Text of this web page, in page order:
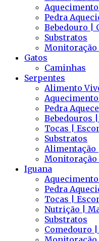
Pedra
Bebedouro |
Substratos
Monitoração
Gatos
Caminhas
Serpentes
Alimento
Pedra
Bebedouros
Tocas |
Substratos
Alimentação
Monitoração
Iguana
Pedra
Tocas |
Nutrição |
Substratos
Comedouro